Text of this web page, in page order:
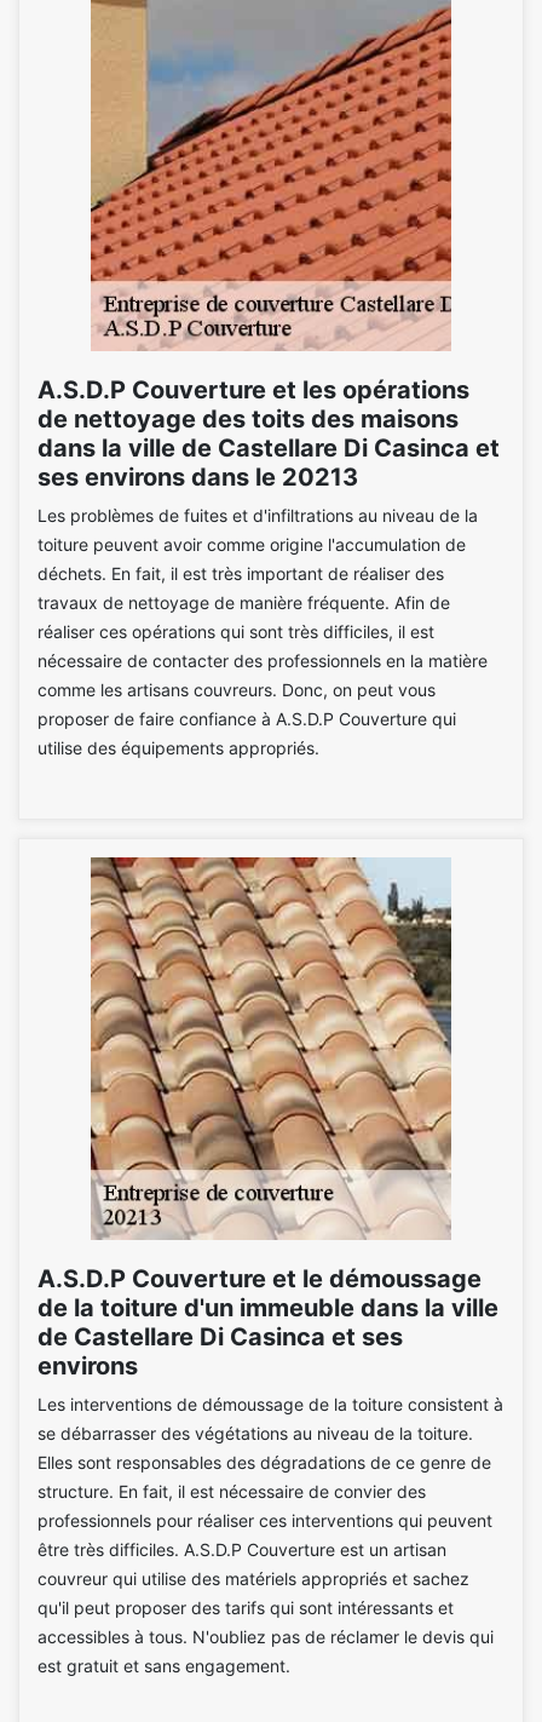
A.S.D.P Couverture et les opérations
de nettoyage des toits des maisons
dans la ville de Castellare Di Casinca et
ses environs dans le 20213
Les problèmes de fuites et d'infiltrations au niveau de la
toiture peuvent avoir comme origine l'accumulation de
déchets. En fait, il est très important de réaliser des
travaux de nettoyage de manière fréquente. Afin de
réaliser ces opérations qui sont très difficiles, il est
nécessaire de contacter des professionnels en la matière
comme les artisans couvreurs. Donc, on peut vous
proposer de faire confiance à A.S.D.P Couverture qui
utilise des équipements appropriés.
A.S.D.P Couverture et le démoussage
de la toiture d'un immeuble dans la ville
de Castellare Di Casinca et ses
environs
Les interventions de démoussage de la toiture consistent à
se débarrasser des végétations au niveau de la toiture.
Elles sont responsables des dégradations de ce genre de
structure. En fait, il est nécessaire de convier des
professionnels pour réaliser ces interventions qui peuvent
être très difficiles. A.S.D.P Couverture est un artisan
couvreur qui utilise des matériels appropriés et sachez
qu'il peut proposer des tarifs qui sont intéressants et
accessibles à tous. N'oubliez pas de réclamer le devis qui
est gratuit et sans engagement.